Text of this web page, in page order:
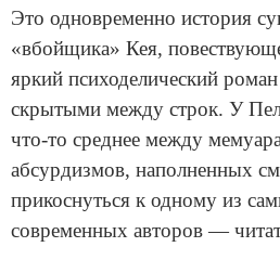
Это одновременно история
«вбойщика» Кея,
яркий психоделический
скрытыми между строк. У
что-то среднее между
абсурдизмов, наполненных
прикоснуться к одному из
современных авторов —